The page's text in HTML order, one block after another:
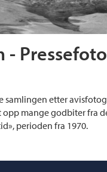
samlingen etter
opp mange godbiter fra
perioden fra 1970.